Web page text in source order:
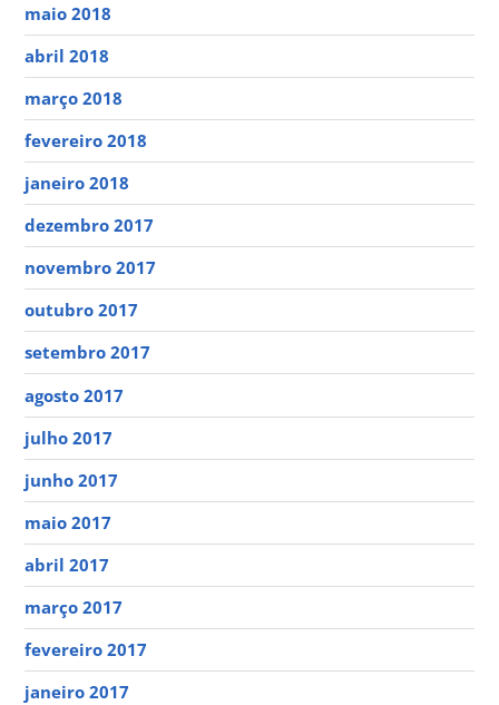
maio 2018
abril 2018
março 2018
fevereiro 2018
janeiro 2018
dezembro 2017
novembro 2017
outubro 2017
setembro 2017
agosto 2017
julho 2017
junho 2017
maio 2017
abril 2017
março 2017
fevereiro 2017
janeiro 2017